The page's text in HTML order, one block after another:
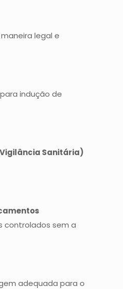
legal e
indução de
Sanitária)
controlados sem a
adequada para o